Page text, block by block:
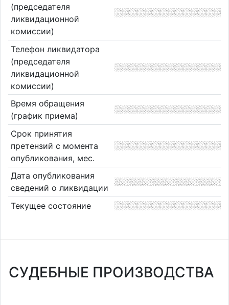
(председателя
ликвидационной
комиссии)
Телефон ликвидатора
(председателя
ликвидационной
комиссии)
Время обращения
(график приема)
Срок принятия
претензий с момента
опубликования, мес.
Дата опубликования
сведений о ликвидации
Текущее состояние
СУДЕБНЫЕ ПРОИЗВОДСТВА